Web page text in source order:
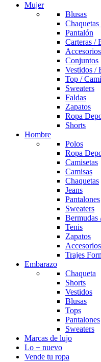
Mujer
Blusas
Pantalón
Carteras /
Accesorios
Conjuntos
Vestidos /
Top /
Sweaters
Faldas
Zapatos
Ropa
Shorts
Hombre
Polos
Ropa
Camisetas
Camisas
Chaquetas
Jeans
Pantalones
Sweaters
Bermudas
Tenis
Zapatos
Accesorios
Trajes
Embarazo
Chaqueta
Shorts
Vestidos
Blusas
Tops
Pantalones
Sweaters
Marcas de lujo
Lo + nuevo
Vende tu ropa